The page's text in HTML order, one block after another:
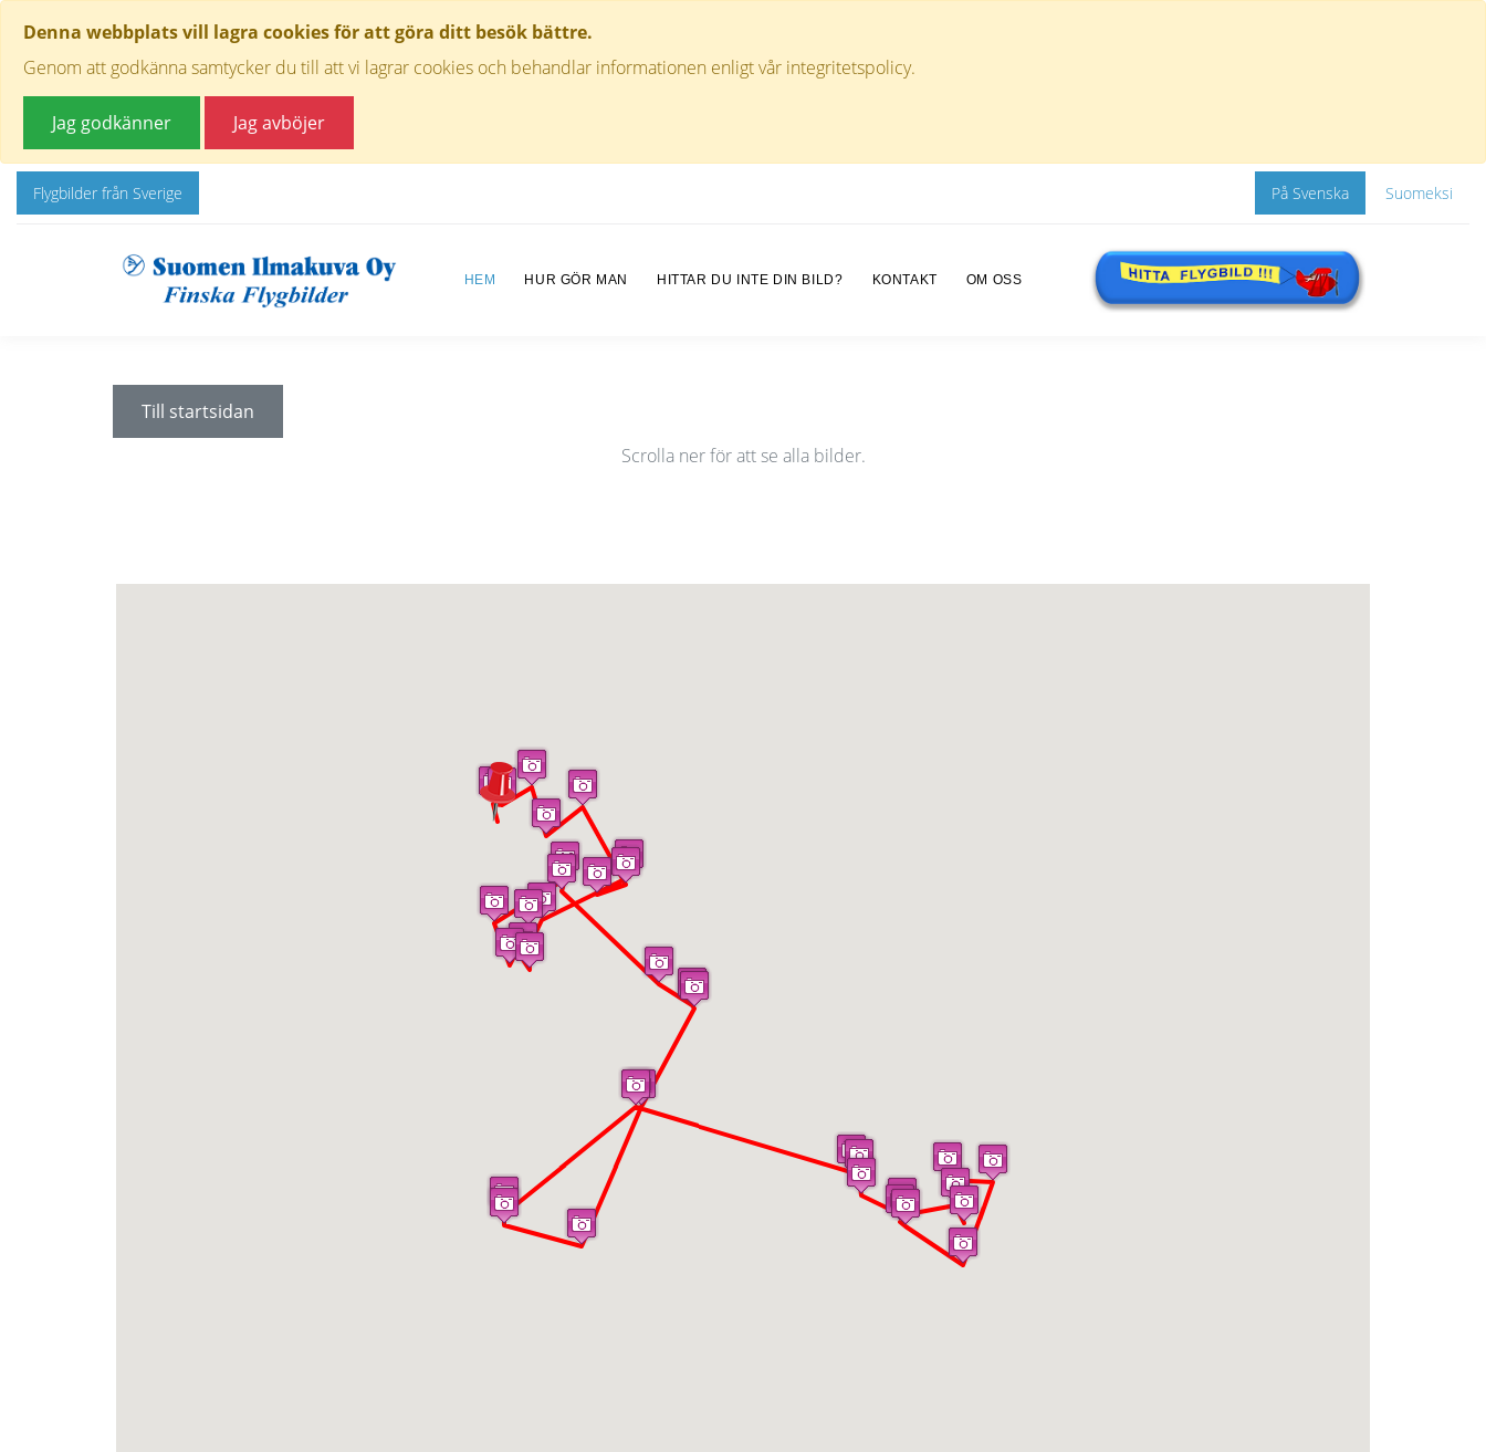
Denna webbplats vill lagra cookies för att göra ditt besök bättre.
Genom att godkänna samtycker du till att vi lagrar cookies och behandlar informationen enligt vår integritetspolicy.
Jag godkänner Jag avböjer
Flygbilder från Sverige På Svenska Suomeksi
HEM HUR GÖR MAN HITTAR DU INTE DIN BILD? KONTAKT OM OSS
Till startsidan
Scrolla ner för att se alla bilder.